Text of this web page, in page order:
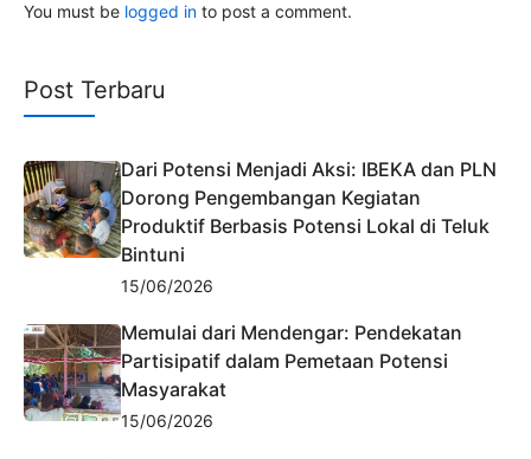
You must be logged in to post a comment.
Post Terbaru
Dari Potensi Menjadi Aksi: IBEKA dan PLN
Dorong Pengembangan Kegiatan
Produktif Berbasis Potensi Lokal di Teluk
Bintuni
15/06/2026
Memulai dari Mendengar: Pendekatan
Partisipatif dalam Pemetaan Potensi
Masyarakat
15/06/2026